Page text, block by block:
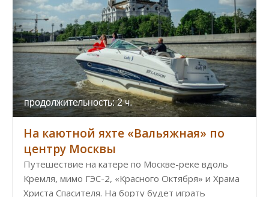
продолжительность: 2 ч.
На каютной яхте «Вальяжная» по
центру Москвы
Путешествие на катере по Москве-реке вдоль
Кремля, мимо ГЭС-2, «Красного Октября» и Храма
Христа Спасителя. На борту будет играть